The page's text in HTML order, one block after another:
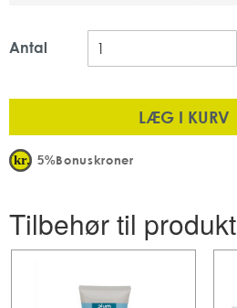
Antal
LÆG I KURV
5%Bonuskroner
Tilbehør til produkt